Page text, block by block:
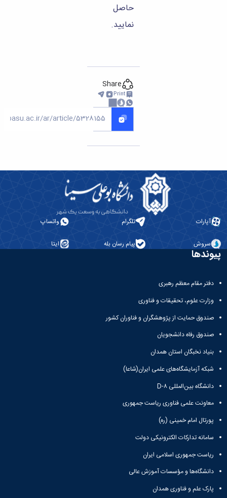
حاصل
نمایید.
Share
Print
آپارات تلگرام واتساپ
سروش پیام رسان بله ایتا
پیوندها
دفتر مقام معظم رهبری
وزارت علوم، تحقیقات و فناوری
صندوق حمایت از پژوهشگران و فناوران کشور
صندوق رفاه دانشجویان
بنیاد نخبگان استان همدان
شبکه آزمایشگاه‌های علمی ایران(شاعا)
دانشگاه بین‌المللی D-۸
معاونت علمی فناوری ریاست جمهوری
پورتال امام خمینی (ره)
سامانه تدارکات الکترونیکی دولت
ریاست جمهوری اسلامی ایران
دانشگاه‌ها و مؤسسات آموزش عالی
پارک علم و فناوری همدان